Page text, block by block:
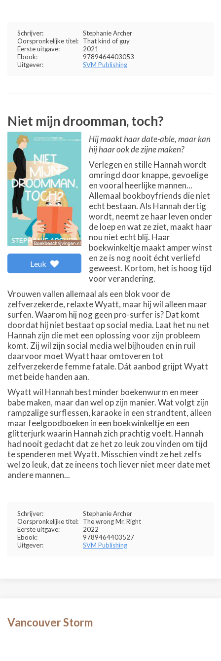
Schrijver:
Stephanie Archer
Oorspronkelijke titel:
That kind of guy
Eerste uitgave:
2021
Ebook:
9789464403053
Uitgever:
SVM Publishing
Niet mijn droomman, toch?
Leuk
Hij maakt haar date-able, maar kan
hij haar ook de zijne maken?
Verlegen en stille Hannah wordt
omringd door knappe, gevoelige
en vooral heerlijke mannen...
Allemaal bookboyfriends die niet
echt bestaan. Als Hannah dertig
wordt, neemt ze haar leven onder
de loep en wat ze ziet, maakt haar
nou niet echt blij. Haar
boekwinkeltje maakt amper winst
en ze is nog nooit écht verliefd
geweest. Kortom, het is hoog tijd
voor verandering.
Vrouwen vallen allemaal als een blok voor de
zelfverzekerde, relaxte Wyatt, maar hij wil alleen maar
surfen. Waarom hij nog geen pro-surfer is? Dat komt
doordat hij niet bestaat op social media. Laat het nu net
Hannah zijn die met een oplossing voor zijn probleem
komt. Zij wil zijn social media wel bijhouden en in ruil
daarvoor moet Wyatt haar omtoveren tot
zelfverzekerde femme fatale. Dát aanbod grijpt Wyatt
met beide handen aan.
Wyatt wil Hannah best minder boekenwurm en meer
babe maken, maar dan wel op zijn manier. Wat volgt zijn
rampzalige surflessen, karaoke in een strandtent, alleen
maar feelgoodboeken in een boekwinkeltje en een
glitterjurk waarin Hannah zich prachtig voelt. Hannah
had nooit gedacht dat ze het zo leuk zou vinden om tijd
te spenderen met Wyatt. Misschien vindt ze het zelfs
wel zo leuk, dat ze ineens toch liever niet meer date met
andere mannen...
Schrijver:
Stephanie Archer
Oorspronkelijke titel:
The wrong Mr. Right
Eerste uitgave:
2022
Ebook:
9789464403527
Uitgever:
SVM Publishing
Vancouver Storm